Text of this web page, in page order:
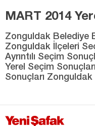
MART 2014
Zonguldak Belediye
Zonguldak İlçeleri
Ayrıntılı Seçim
Yerel Seçim
Sonuçları